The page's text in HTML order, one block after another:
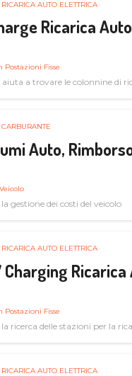
RICARICA AUTO ELETTRICA
Ricarica
Postazioni Fisse
a trovare le colonnine di
CARBURANTE
Auto,
gestione dei costi del veicolo
RICARICA AUTO ELETTRICA
Charging
Postazioni Fisse
ricerca delle stazioni per la
RICARICA AUTO ELETTRICA